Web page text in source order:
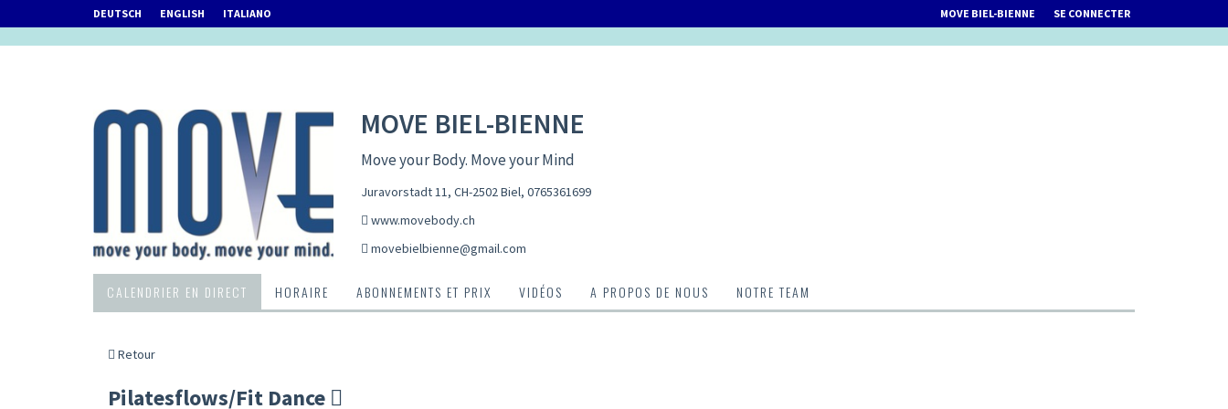
DEUTSCH ENGLISH ITALIANO MOVE BIEL-BIENNE SE CONNECTER
MOVE BIEL-BIENNE
Move your Body. Move your Mind
Juravorstadt 11, CH-2502 Biel, 0765361699
www.movebody.ch
movebielbienne@gmail.com
CALENDRIER EN DIRECT HORAIRE ABONNEMENTS ET PRIX VIDÉOS A PROPOS DE NOUS NOTRE TEAM
Retour
Pilatesflows/Fit Dance